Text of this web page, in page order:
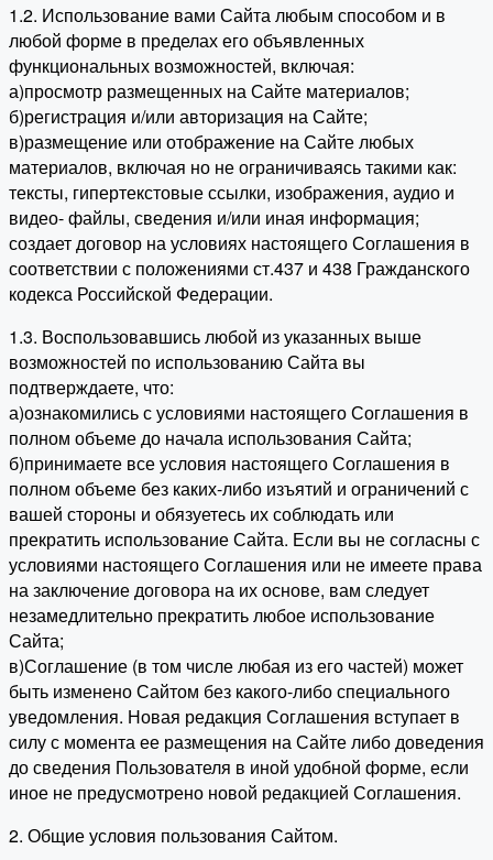
1.2. Использование вами Сайта любым способом и в
любой форме в пределах его объявленных
функциональных возможностей, включая:
а)просмотр размещенных на Сайте материалов;
б)регистрация и/или авторизация на Сайте;
в)размещение или отображение на Сайте любых
материалов, включая но не ограничиваясь такими как:
тексты, гипертекстовые ссылки, изображения, аудио и
видео- файлы, сведения и/или иная информация;
создает договор на условиях настоящего Соглашения в
соответствии с положениями ст.437 и 438 Гражданского
кодекса Российской Федерации.
1.3. Воспользовавшись любой из указанных выше
возможностей по использованию Сайта вы
подтверждаете, что:
а)ознакомились с условиями настоящего Соглашения в
полном объеме до начала использования Сайта;
б)принимаете все условия настоящего Соглашения в
полном объеме без каких-либо изъятий и ограничений с
вашей стороны и обязуетесь их соблюдать или
прекратить использование Сайта. Если вы не согласны с
условиями настоящего Соглашения или не имеете права
на заключение договора на их основе, вам следует
незамедлительно прекратить любое использование
Сайта;
в)Соглашение (в том числе любая из его частей) может
быть изменено Сайтом без какого-либо специального
уведомления. Новая редакция Соглашения вступает в
силу с момента ее размещения на Сайте либо доведения
до сведения Пользователя в иной удобной форме, если
иное не предусмотрено новой редакцией Соглашения.
2. Общие условия пользования Сайтом.